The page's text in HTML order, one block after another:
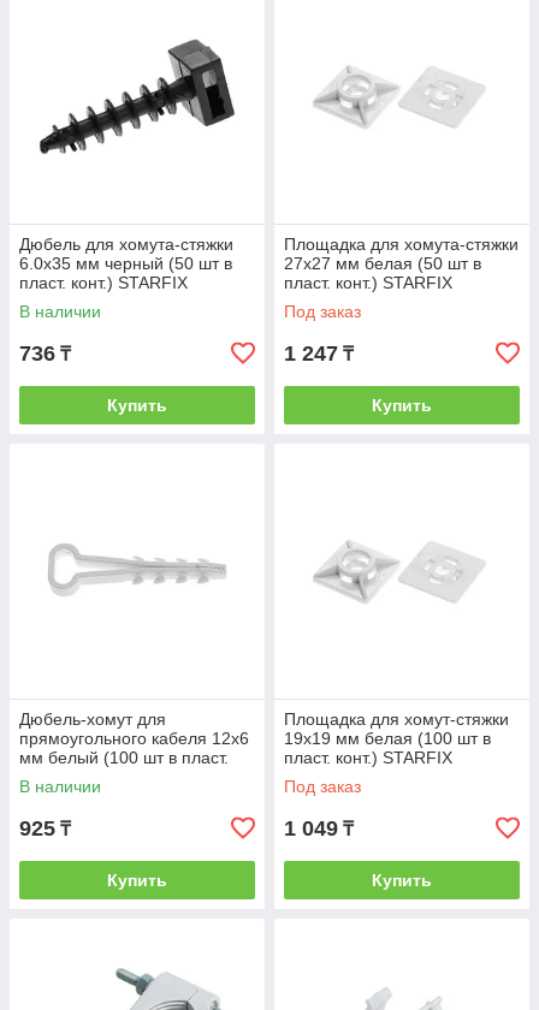
Дюбель для хомута-стяжки
6.0х35 мм черный (50 шт в
пласт. конт.) STARFIX
(STARFIX) (SMP2-41507-50)
В наличии
736 ₸
Купить
Площадка для хомута-стяжки
27х27 мм белая (50 шт в
пласт. конт.) STARFIX
(STARFIX) (SMP2-45785-50)
Под заказ
1 247 ₸
Купить
Дюбель-хомут для
прямоугольного кабеля 12х6
мм белый (100 шт в пласт.
конт.) STARFIX (STARFIX)
В наличии
925 ₸
Купить
Площадка для хомут-стяжки
19х19 мм белая (100 шт в
пласт. конт.) STARFIX
(STARFIX) (SMP2-37777-100)
Под заказ
1 049 ₸
Купить